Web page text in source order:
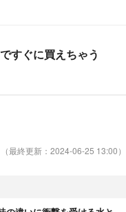
すぐに買えちゃう
（最終更新：2024-06-25 13:00）